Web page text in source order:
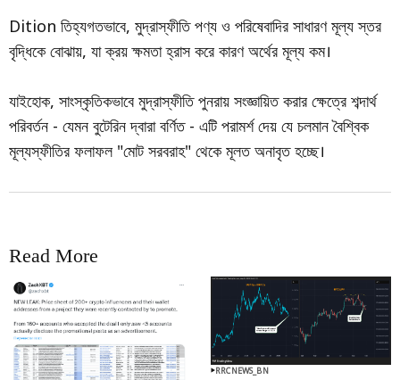
Dition তিহ্যগতভাবে, মুদ্রাস্ফীতি পণ্য ও পরিষেবাদির সাধারণ মূল্য স্তর
বৃদ্ধিকে বোঝায়, যা ক্রয় ক্ষমতা হ্রাস করে কারণ অর্থের মূল্য কম।
যাইহোক, সাংস্কৃতিকভাবে মুদ্রাস্ফীতি পুনরায় সংজ্ঞায়িত করার ক্ষেত্রে শব্দার্থ
পরিবর্তন - যেমন বুটেরিন দ্বারা বর্ণিত - এটি পরামর্শ দেয় যে চলমান বৈশ্বিক
মূল্যস্ফীতির ফলাফল "মোট সরবরাহ" থেকে মূলত অনাবৃত হচ্ছে।
Read More
RRCNEWS_BN RRCNEWS_BN